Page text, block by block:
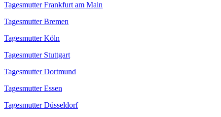
Tagesmutter Frankfurt am Main
Tagesmutter Bremen
Tagesmutter Köln
Tagesmutter Stuttgart
Tagesmutter Dortmund
Tagesmutter Essen
Tagesmutter Düsseldorf